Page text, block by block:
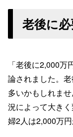
老後に
「老後に2,000
論されました。
多いかもしれま
況によって大き
婦2人は2,000万